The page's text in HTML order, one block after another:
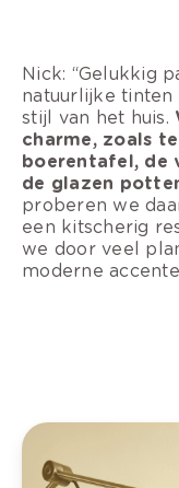
Nick: “Gelukkig
natuurlijke
stijl van het huis.
charme, zoals
boerentafel, de
de glazen
proberen we
een kitscherig
we door veel
moderne